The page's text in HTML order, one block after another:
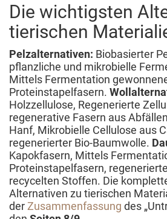
Die wichtigsten
tierischen
Pelzalternativen: Biobasierter
pflanzliche und mikrobielle
Mittels Fermentation
Proteinstapelfasern.
Holzzellulose, Regenerierte
regenerative Fasern aus
Hanf, Mikrobielle Cellulose aus
regenerierter Bio-Baumwolle.
Kapokfasern, Mittels
Proteinstapelfasern,
recycelten Stoffen. Die
Alternativen zu tierischen
der Zusammenfassung des